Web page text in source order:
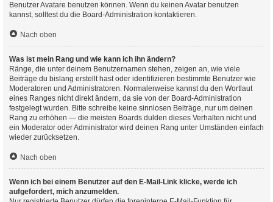
Benutzer Avatare benutzen können. Wenn du keinen Avatar benutzen
kannst, solltest du die Board-Administration kontaktieren.
Nach oben
Was ist mein Rang und wie kann ich ihn ändern?
Ränge, die unter deinem Benutzernamen stehen, zeigen an, wie viele
Beiträge du bislang erstellt hast oder identifizieren bestimmte Benutzer wie
Moderatoren und Administratoren. Normalerweise kannst du den Wortlaut
eines Ranges nicht direkt ändern, da sie von der Board-Administration
festgelegt wurden. Bitte schreibe keine sinnlosen Beiträge, nur um deinen
Rang zu erhöhen — die meisten Boards dulden dieses Verhalten nicht und
ein Moderator oder Administrator wird deinen Rang unter Umständen einfach
wieder zurücksetzen.
Nach oben
Wenn ich bei einem Benutzer auf den E-Mail-Link klicke, werde ich
aufgefordert, mich anzumelden.